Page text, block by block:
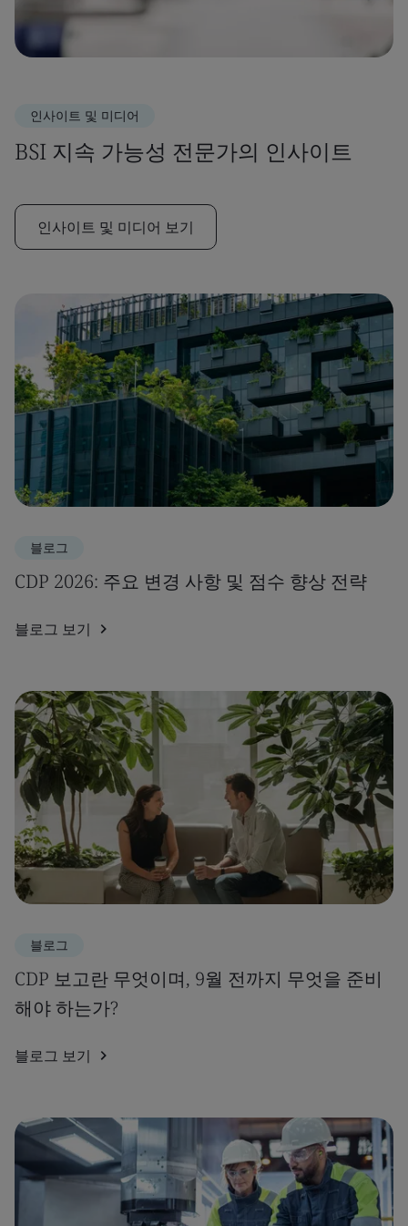
인사이트 및 미디어
BSI 지속 가능성 전문가의 인사이트
인사이트 및 미디어 보기
블로그
CDP 2026: 주요 변경 사항 및 점수 향상 전략
블로그 보기
블로그
CDP 보고란 무엇이며, 9월 전까지 무엇을 준비
해야 하는가?
블로그 보기